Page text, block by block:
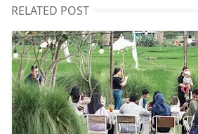
RELATED POST